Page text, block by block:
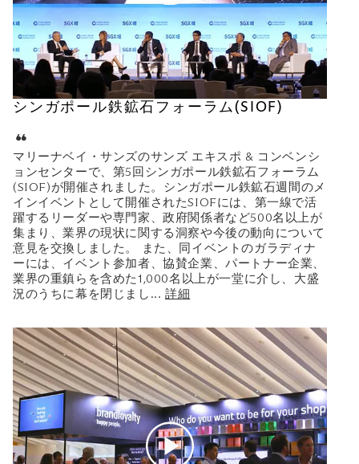
シンガポール鉄鉱石フォーラム(SIOF)
マリーナベイ・サンズのサンズ エキスポ & コンベンシ
ョンセンターで、第5回シンガポール鉄鉱石フォーラム
(SIOF)が開催されました。シンガポール鉄鉱石週間のメ
インイベントとして開催されたSIOFには、第一線で活
躍するリーダーや専門家、政府関係者など500名以上が
集まり、業界の現状に関する洞察や今後の動向について
意見を交換しました。 また、同イベントのガラディナ
ーには、イベント参加者、協賛企業、パートナー企業、
業界の重鎮らを含めた1,000名以上が一堂に介し、大盛
況のうちに幕を閉じまし ... 詳細